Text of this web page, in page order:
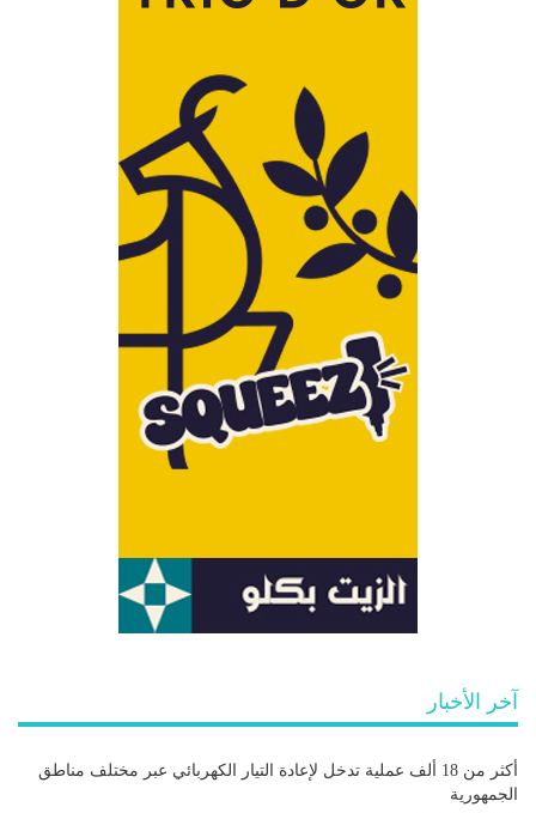
آخر الأخبار
أكثر من 18 ألف عملية تدخل لإعادة التيار الكهربائي عبر مختلف مناطق
الجمهورية